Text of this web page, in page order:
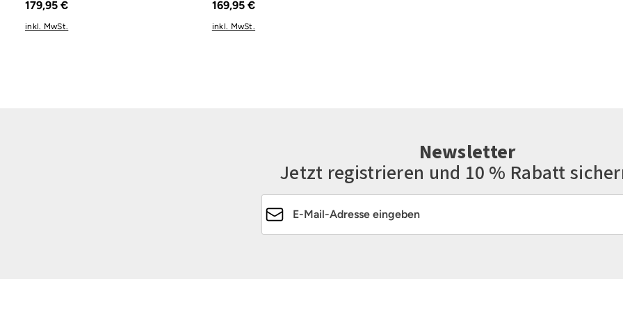
179,95 €
inkl. MwSt.
169,95 €
inkl. MwSt.
Newsletter
Jetzt registrieren und 10 % Rabatt